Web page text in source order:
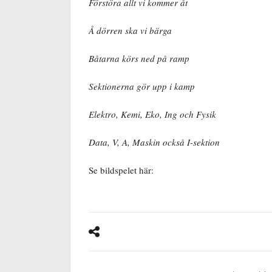
Å dörren ska vi bärga
Båtarna körs ned på ramp
Sektionerna gör upp i kamp
Elektro, Kemi, Eko, Ing och Fysik
Data, V, A, Maskin också I-sektion
Se bildspelet här: